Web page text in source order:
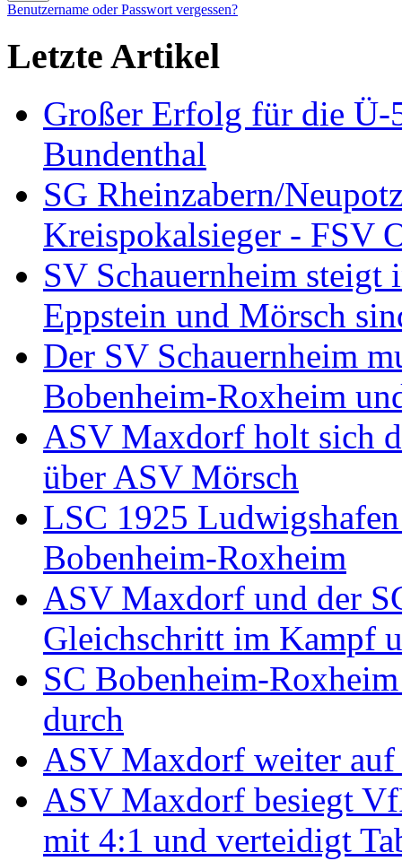
Benutzername oder Passwort vergessen?
Letzte Artikel
Großer Erfolg für die Ü-
Bundenthal
SG Rheinzabern/
Kreispokalsieger - FSV
SV Schauernheim steigt
Eppstein und Mörsch
Der SV Schauernheim
Bobenheim-Roxheim
ASV Maxdorf holt sich
über ASV Mörsch
LSC 1925
Bobenheim-Roxheim
ASV Maxdorf und der
Gleichschritt im Kampf
SC Bobenheim-
durch
ASV Maxdorf weiter auf
ASV Maxdorf besiegt
mit 4:1 und verteidigt